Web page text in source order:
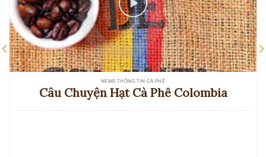
NEWS THÔNG TIN CÀ PHÊ
Câu Chuyện Hạt Cà Phê Colombia